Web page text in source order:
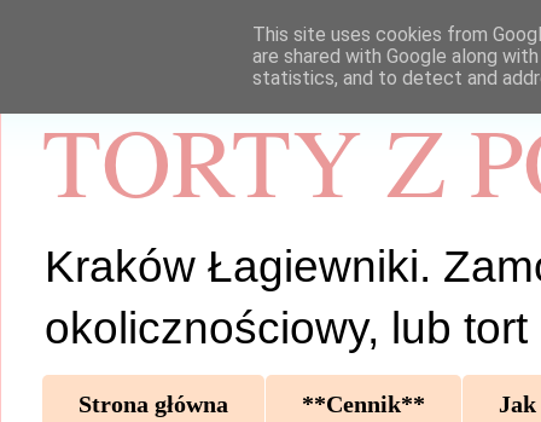
TORTY Z
Kraków Łagiewniki.
okolicznościowy, lub tort
Strona główna **Cennik** Jak
This site uses cookies from
are shared with Google along
statistics, and to detect and